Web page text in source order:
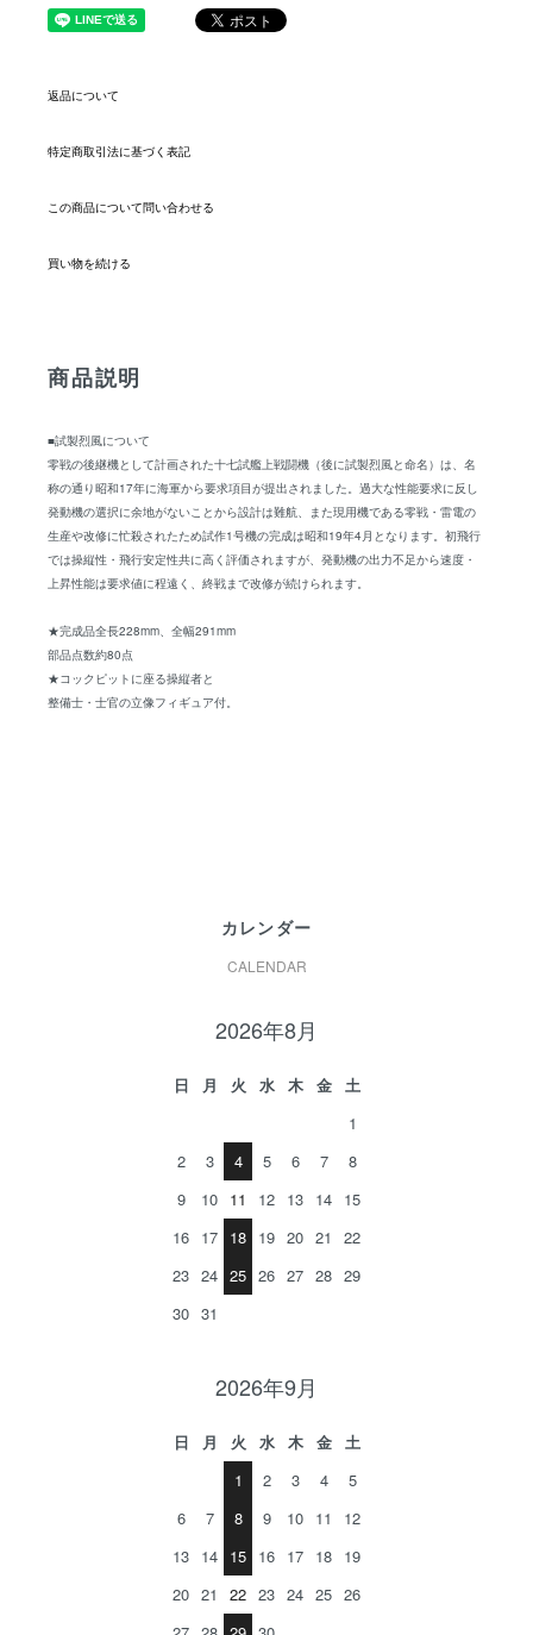
返品について
特定商取引法に基づく表記
この商品について問い合わせる
買い物を続ける
商品説明
■試製烈風について
零戦の後継機として計画された十七試艦上戦闘機（後に試製烈風と命名）は、名
称の通り昭和17年に海軍から要求項目が提出されました。過大な性能要求に反し
発動機の選択に余地がないことから設計は難航、また現用機である零戦・雷電の
生産や改修に忙殺されたため試作1号機の完成は昭和19年4月となります。初飛行
では操縦性・飛行安定性共に高く評価されますが、発動機の出力不足から速度・
上昇性能は要求値に程遠く、終戦まで改修が続けられます。
★完成品全長228mm、全幅291mm
部品点数約80点
★コックピットに座る操縦者と
整備士・士官の立像フィギュア付。
カレンダー
CALENDAR
2026年8月
日 月 火 水 木 金
土
1
2
3 4 5 6 7
8
9
10 11 12 13 14 15
16 17 18 19 20 21
22
23 24 25 26 27 28 29
30 31
2026年9月
日 月 火 水 木 金
土
1
2 3 4
5
6
7 8 9 10 11
12
13 14 15 16 17 18 19
20 21 22 23 24 25 26